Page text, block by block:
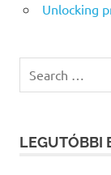
Unlocking
LEGUTÓBBI